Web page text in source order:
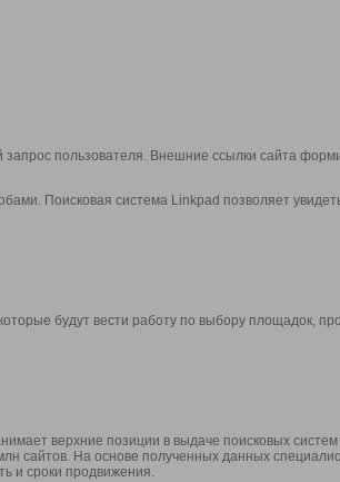
пользователя. Внешние ссылки сайта
Поисковая система Linkpad позволяет
будут вести работу по выбору площадок,
верхние позиции в выдаче поисковых
сайтов. На основе полученных данных
и сроки продвижения.